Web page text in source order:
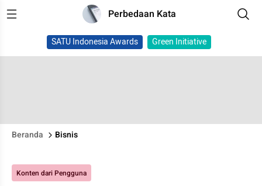
Perbedaan Kata
SATU Indonesia Awards Green Initiative
Beranda Bisnis
Konten dari Pengguna